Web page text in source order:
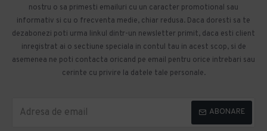
nostru o sa primesti emailuri cu un caracter promotional sau
informativ si cu o frecventa medie, chiar redusa. Daca doresti sa te
dezabonezi poti urma linkul dintr-un newsletter primit, daca esti client
inregistrat ai o sectiune speciala in contul tau in acest scop, si de
asemenea ne poti contacta oricand pe email pentru orice intrebari sau
cerinte cu privire la datele tale personale.
ABONARE